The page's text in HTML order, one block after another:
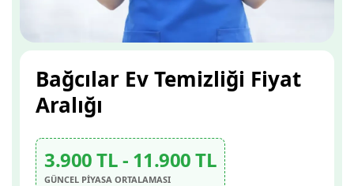
Bağcılar Ev Temizliği Fiyat
Aralığı
3.900 TL - 11.900 TL
GÜNCEL PİYASA ORTALAMASI